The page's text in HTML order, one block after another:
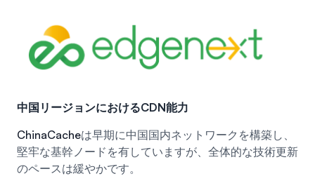
中国リージョンにおけるCDN能力
ChinaCacheは早期に中国国内ネットワークを構築し、
堅牢な基幹ノードを有していますが、全体的な技術更新
のペースは緩やかです。